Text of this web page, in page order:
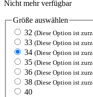
Nicht mehr verfügbar
Größe auswählen
32 (Diese Option ist
33 (Diese Option ist
34 (Diese Option ist
35 (Diese Option ist
36 (Diese Option ist
38 (Diese Option ist
40